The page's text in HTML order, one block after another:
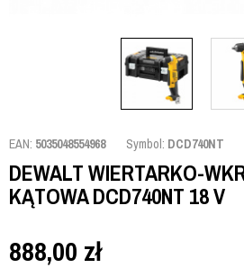
EAN: 5035048554968 Symbol: DCD740NT
DEWALT WIERTARKO-
KĄTOWA DCD740NT 18 V
888,00 zł